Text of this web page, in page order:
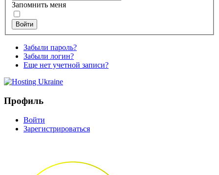
Запомнить меня
Войти
Забыли пароль?
Забыли логин?
Еще нет учетной записи?
Профиль
Войти
Зарегистрироваться